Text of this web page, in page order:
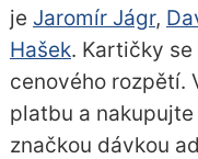
je Jaromír Jágr,
Hašek. Kartičky
cenového rozpětí.
platbu a
značkou dávkou